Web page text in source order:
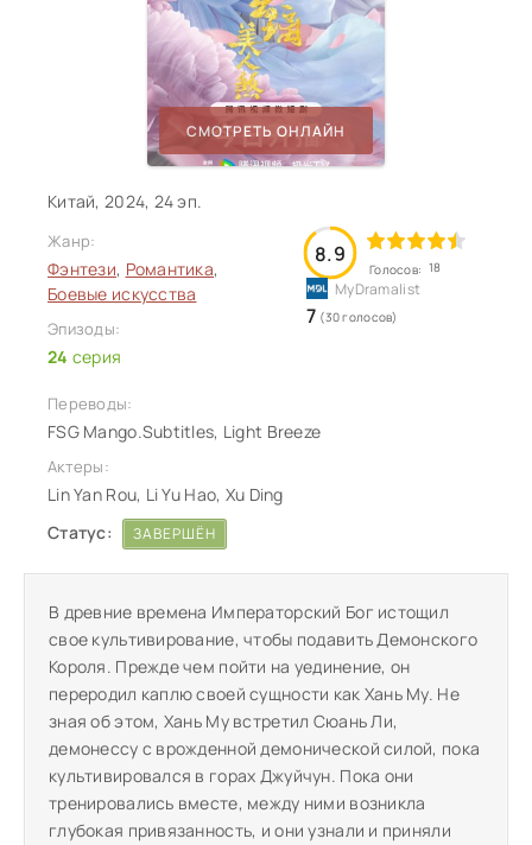
СМОТРЕТЬ ОНЛАЙН
Китай, 2024, 24 эп.
Жанр:
Фэнтези, Романтика,
Боевые искусства
Эпизоды:
24 серия
8.9
Голосов: 18
7 (30 голосов)
Переводы:
FSG Mango.Subtitles, Light Breeze
Актеры:
Lin Yan Rou, Li Yu Hao, Xu Ding
Статус:
ЗАВЕРШЁН
В древние времена Императорский Бог истощил
свое культивирование, чтобы подавить Демонского
Короля. Прежде чем пойти на уединение, он
переродил каплю своей сущности как Хань Му. Не
зная об этом, Хань Му встретил Сюань Ли,
демонессу с врожденной демонической силой, пока
культивировался в горах Джуйчун. Пока они
тренировались вместе, между ними возникла
глубокая привязанность, и они узнали и приняли